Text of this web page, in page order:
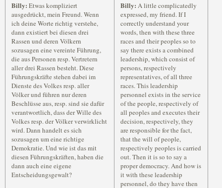
Billy: Etwas kompliziert
ausgedrückt, mein Freund. Wenn
ich deine Worte richtig verstehe,
dann existiert bei diesen drei
Rassen und deren Völkern
sozusagen eine vereinte Führung,
die aus Personen resp. Vertretern
aller drei Rassen besteht. Diese
Führungskräfte stehen dabei im
Dienste des Volkes resp. aller
Völker und führen nur deren
Beschlüsse aus, resp. sind sie dafür
verantwortlich, dass der Wille des
Volkes resp. der Völker verwirklicht
wird. Dann handelt es sich
sozusagen um eine richtige
Demokratie. Und wie ist das mit
diesen Führungskräften, haben die
dann auch eine eigene
Entscheidungsgewalt?
Billy: A little complicatedly
expressed, my friend. If I
correctly understand your
words, then with these three
races and their peoples so to
say there exists a combined
leadership, which consist of
persons, respectively
representatives, of all three
races. This leadership
personnel exists in the service
of the people, respectively of
all peoples and executes their
decision, respectively, they
are responsible for the fact,
that the will of people,
respectively peoples is carried
out. Then it is so to say a
proper democracy. And how is
it with these leadership
personnel, do they have then